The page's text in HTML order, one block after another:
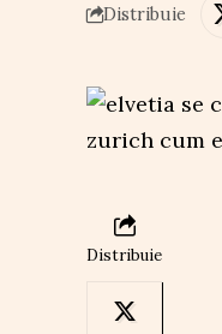
Distribuie
Distribuie